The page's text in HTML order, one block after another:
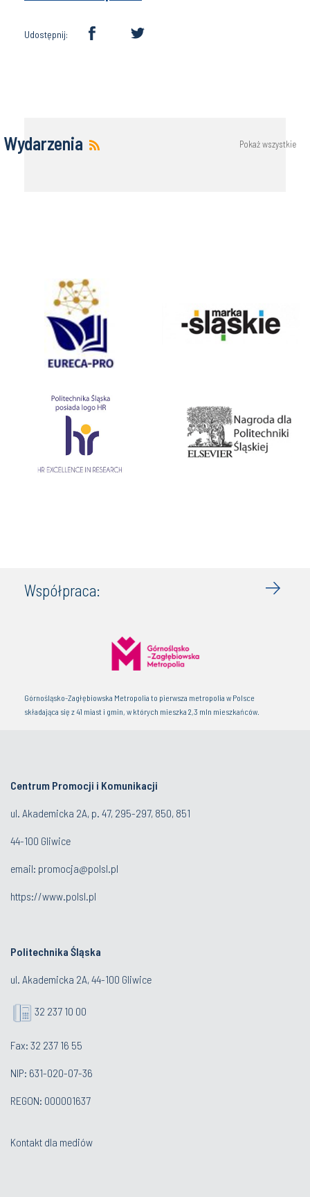
Udostępnij:
Wydarzenia Pokaż wszystkie
Współpraca:
Górnośląsko-Zagłębiowska Metropolia to pierwsza metropolia w Polsce
składająca się z 41 miast i gmin, w których mieszka 2,3 mln mieszkańców.
Centrum Promocji i Komunikacji
ul. Akademicka 2A, p. 47, 295-297, 850, 851
44-100 Gliwice
email: promocja@polsl.pl
https://www.polsl.pl
Politechnika Śląska
ul. Akademicka 2A, 44-100 Gliwice
32 237 10 00
Fax: 32 237 16 55
NIP: 631-020-07-36
REGON: 000001637
Kontakt dla mediów